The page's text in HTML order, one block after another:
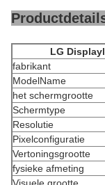
LG
fabrikant
ModelName
het schermgrootte
Schermtype
Resolutie
Pixelconfiguratie
Vertoningsgrootte
fysieke afmeting